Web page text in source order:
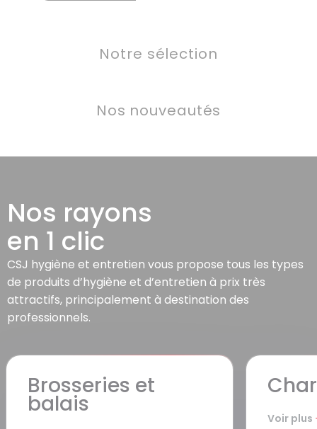
Notre sélection
Nos nouveautés
Nos rayons
en 1 clic
CSJ hygiène et entretien vous propose tous les types
de produits d’hygiène et d’entretien à prix très
attractifs, principalement à destination des
professionnels.
Brosseries et
balais
Voir plus